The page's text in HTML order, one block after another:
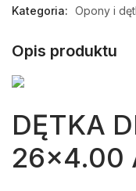
Kategoria: Opony i
Opis produktu
DĘTKA
26×4.00